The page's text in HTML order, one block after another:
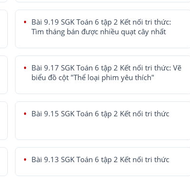
Bài 9.19 SGK Toán 6 tập 2 Kết nối tri thức:
Tìm tháng bán được nhiều quạt cây nhất
Bài 9.17 SGK Toán 6 tập 2 Kết nối tri thức: Vẽ
biểu đồ cột "Thể loại phim yêu thích"
Bài 9.15 SGK Toán 6 tập 2 Kết nối tri thức
Bài 9.13 SGK Toán 6 tập 2 Kết nối tri thức